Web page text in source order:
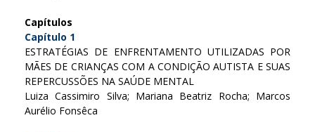
Capítulos
Capítulo 1
ESTRATÉGIAS DE ENFRENTAMENTO UTILIZADAS POR
MÃES DE CRIANÇAS COM A CONDIÇÃO AUTISTA E SUAS
REPERCUSSÕES NA SAÚDE MENTAL
Luiza Cassimiro Silva; Mariana Beatriz Rocha; Marcos
Aurélio Fonsêca